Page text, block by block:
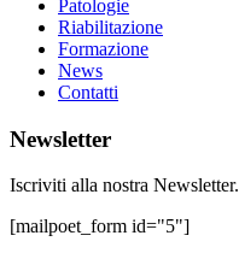
Patologie
Riabilitazione
Formazione
News
Contatti
Newsletter
Iscriviti alla nostra Newsletter.
[mailpoet_form id="5"]